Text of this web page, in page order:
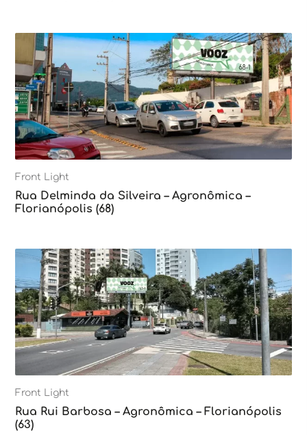
Front Light
Rua Delminda da Silveira – Agronômica –
Florianópolis (68)
Front Light
Rua Rui Barbosa – Agronômica – Florianópolis
(63)